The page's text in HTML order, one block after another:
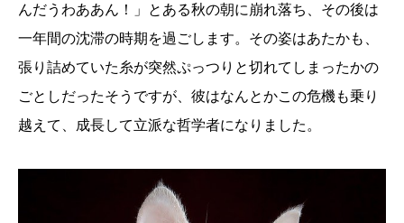
んだうわああん！」とある秋の朝に崩れ落ち、その後は
一年間の沈滞の時期を過ごします。その姿はあたかも、
張り詰めていた糸が突然ぷっつりと切れてしまったかの
ごとしだったそうですが、彼はなんとかこの危機も乗り
越えて、成長して立派な哲学者になりました。